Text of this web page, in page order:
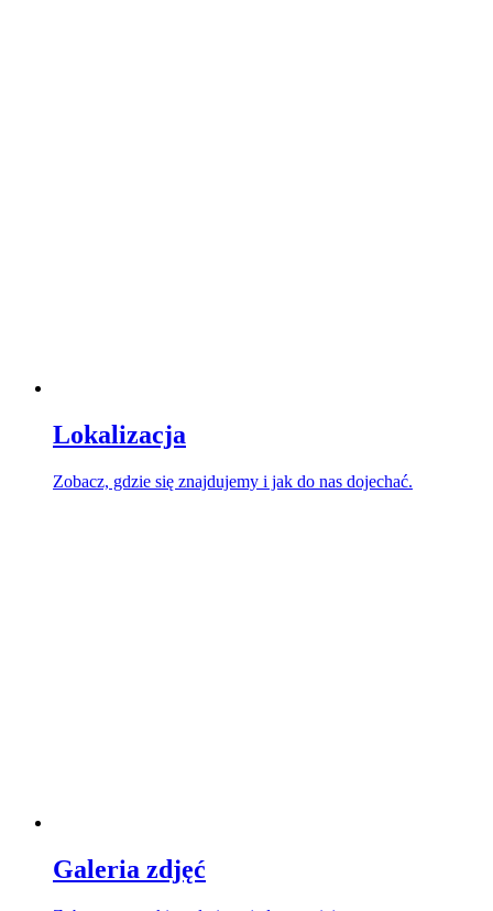
Lokalizacja
Zobacz, gdzie się znajdujemy i jak do nas dojechać.
Galeria zdjęć